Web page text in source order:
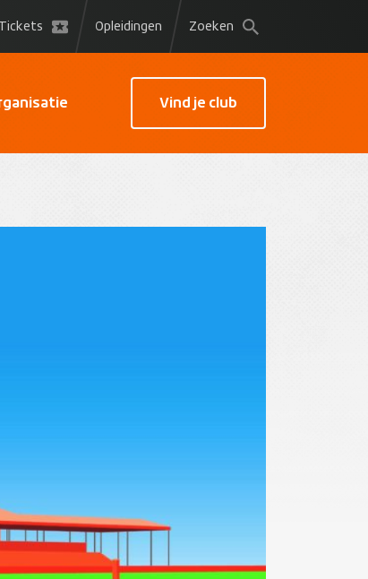
Tickets Opleidingen Zoeken
Vind je club